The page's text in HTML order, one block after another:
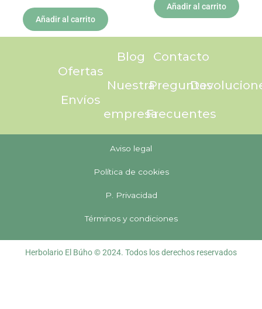
Añadir al carrito
Añadir al carrito
Ofertas
Envíos
Blog
Nuestra
empresa
Contacto
Preguntas
Frecuentes
Aviso legal
Política de cookies
P. Privacidad
Términos y condiciones
Herbolario El Búho © 2024. Todos los derechos reservados